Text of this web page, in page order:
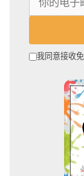
邮我同意接收